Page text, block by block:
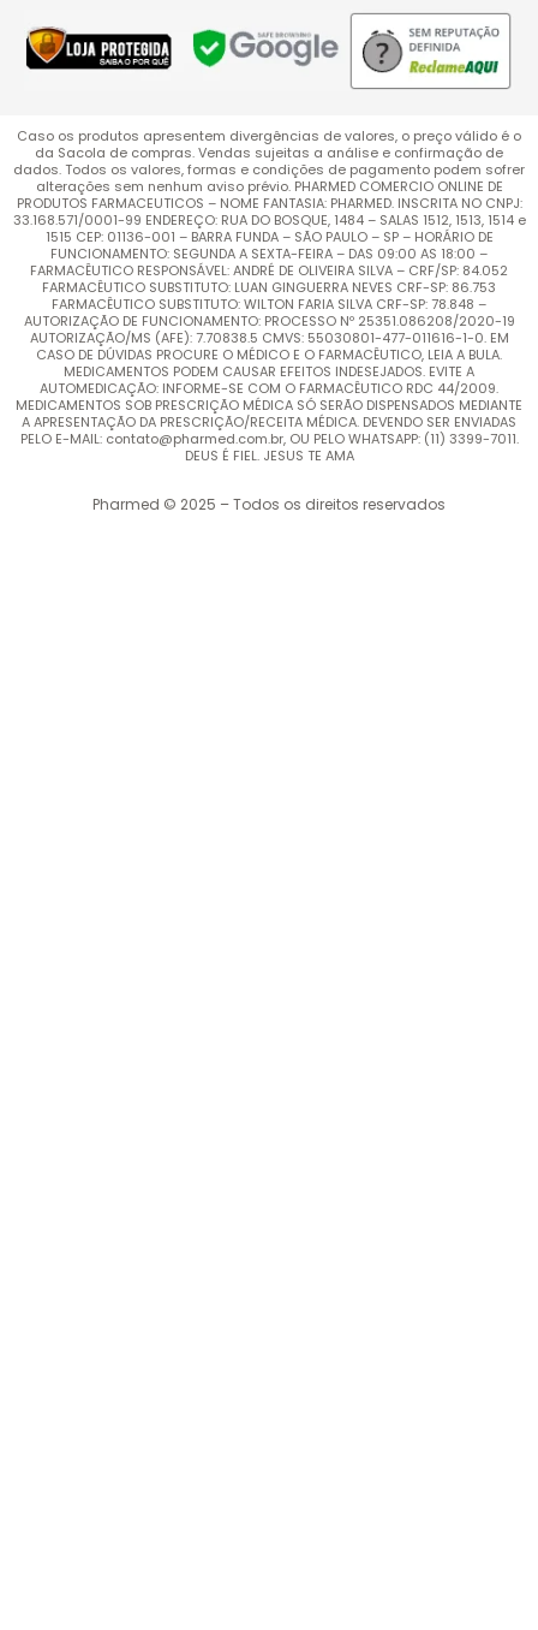
Caso os produtos apresentem divergências de valores, o preço válido é o
da Sacola de compras. Vendas sujeitas a análise e confirmação de
dados. Todos os valores, formas e condições de pagamento podem sofrer
alterações sem nenhum aviso prévio. PHARMED COMERCIO ONLINE DE
PRODUTOS FARMACEUTICOS – NOME FANTASIA: PHARMED. INSCRITA NO CNPJ:
33.168.571/0001-99 ENDEREÇO: RUA DO BOSQUE, 1484 – SALAS 1512, 1513, 1514 e
1515 CEP: 01136-001 – BARRA FUNDA – SÃO PAULO – SP – HORÁRIO DE
FUNCIONAMENTO: SEGUNDA A SEXTA-FEIRA – DAS 09:00 AS 18:00 –
FARMACÊUTICO RESPONSÁVEL: ANDRÉ DE OLIVEIRA SILVA – CRF/SP: 84.052
FARMACÊUTICO SUBSTITUTO: LUAN GINGUERRA NEVES CRF-SP: 86.753
FARMACÊUTICO SUBSTITUTO: WILTON FARIA SILVA CRF-SP: 78.848 –
AUTORIZAÇÃO DE FUNCIONAMENTO: PROCESSO Nº 25351.086208/2020-19
AUTORIZAÇÃO/MS (AFE): 7.70838.5 CMVS: 55030801-477-011616-1-0. EM
CASO DE DÚVIDAS PROCURE O MÉDICO E O FARMACÊUTICO, LEIA A BULA.
MEDICAMENTOS PODEM CAUSAR EFEITOS INDESEJADOS. EVITE A
AUTOMEDICAÇÃO: INFORME-SE COM O FARMACÊUTICO RDC 44/2009.
MEDICAMENTOS SOB PRESCRIÇÃO MÉDICA SÓ SERÃO DISPENSADOS MEDIANTE
A APRESENTAÇÃO DA PRESCRIÇÃO/RECEITA MÉDICA. DEVENDO SER ENVIADAS
PELO E-MAIL: contato@pharmed.com.br, OU PELO WHATSAPP: (11) 3399-7011.
DEUS É FIEL. JESUS TE AMA
Pharmed © 2025 – Todos os direitos reservados